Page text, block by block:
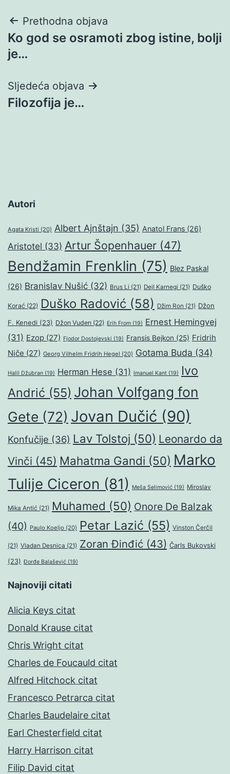
Navigacija
objava
Prethodna objava
Ko god se osramoti zbog istine, bolji
je…
Sljedeća objava
Filozofija je…
Autori
Agata Kristi (20) Albert Ajnštajn (35) Anatol Frans (26)
Aristotel (33) Artur Šopenhauer (47)
Bendžamin Frenklin (75) Blez Paskal
(26) Branislav Nušić (32) Brus Li (21) Dejl Karnegi (21) Duško
Korać (22) Duško Radović (58) Džim Ron (21) Džon
F. Kenedi (23) Džon Vuden (22) Erih From (19) Ernest Hemingvej
(31) Ezop (27) Fjodor Dostojevski (19) Fransis Bejkon (25) Fridrih
Niče (27) Georg Vilhelm Fridrih Hegel (20) Gotama Buda (34)
Halil Džubran (19) Herman Hese (31) Imanuel Kant (19)
Ivo
Andrić (55) Johan Volfgang fon
Gete (72) Jovan Dučić (90)
Konfučije (36) Lav Tolstoj (50) Leonardo da
Vinči (45) Mahatma Gandi (50) Marko
Tulije Ciceron (81) Meša Selimović (19) Miroslav
Mika Antić (21) Muhamed (50) Onore De Balzak
(40) Paulo Koeljo (20) Petar Lazić (55) Vinston Čerčil
(21) Vladan Desnica (21) Zoran Đinđić (43) Čarls Bukovski
(23) Đorđe Balašević (19)
Najnoviji citati
Alicia Keys citat
Donald Krause citat
Chris Wright citat
Charles de Foucauld citat
Alfred Hitchock citat
Francesco Petrarca citat
Charles Baudelaire citat
Earl Chesterfield citat
Harry Harrison citat
Filip David citat